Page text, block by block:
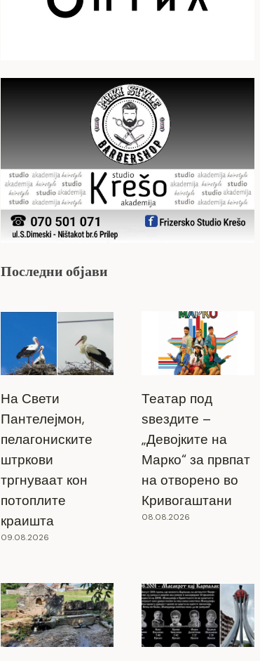
Последни објави
На Свети
Пантелејмон,
пелагониските
штркови
тргнуваат кон
потоплите
краишта
09.08.2026
Театар под
ѕвездите –
„Девојките на
Марко“ за првпат
на отворено во
Кривогаштани
08.08.2026